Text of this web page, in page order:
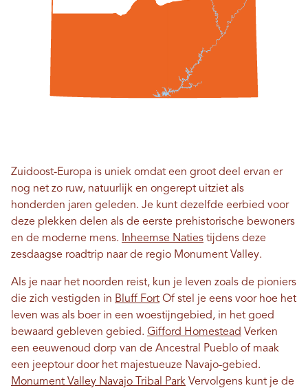
Zuidoost-Europa is uniek omdat een groot deel ervan er
nog net zo ruw, natuurlijk en ongerept uitziet als
honderden jaren geleden. Je kunt dezelfde eerbied voor
deze plekken delen als de eerste prehistorische bewoners
en de moderne mens.
Inheemse Naties tijdens deze
zesdaagse roadtrip naar de regio Monument Valley.
Als je naar het noorden reist, kun je leven zoals de pioniers
die zich vestigden in Bluff Fort Of stel je eens voor hoe het
leven was als boer in een woestijngebied, in het goed
bewaard gebleven gebied. Gifford Homestead Verken
een eeuwenoud dorp van de Ancestral Pueblo of maak
een jeeptour door het majestueuze Navajo-gebied.
Monument Valley Navajo Tribal Park Vervolgens kunt je de